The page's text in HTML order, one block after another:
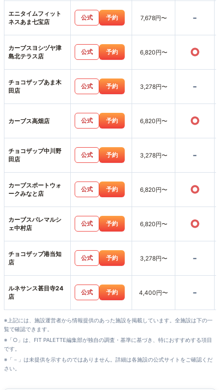
エニタイムフィット
ネスあま七宝店
公式 予約 7,678円〜 -
カーブスヨシヅヤ津
島北テラス店
公式 予約 6,820円〜 ○
チョコザップあま木
田店
公式 予約 3,278円〜 -
カーブス高畑店 公式 予約 6,820円〜 ○
チョコザップ中川野
田店
公式 予約 3,278円〜 -
カーブスポートウォ
ークみなと店
公式 予約 6,820円〜 ○
カーブスパレマルシ
ェ中村店
公式 予約 6,820円〜 ○
チョコザップ港当知
店
公式 予約 3,278円〜 -
ルネサンス甚目寺24
店
公式 予約 4,400円〜 -
※上記には、施設運営者から情報提供のあった施設を掲載しています。全施設は下の一
覧で確認できます。
※「○」は、FIT PALETTE編集部が独自の調査・基準に基づき、特におすすめする項目
です。
※「－」は未提供を示すものではありません。詳細は各施設の公式サイトをご確認くだ
さい。